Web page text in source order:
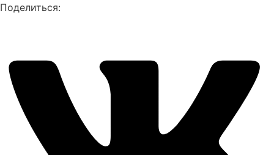
Поделиться: